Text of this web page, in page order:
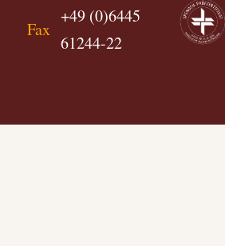
Fax
+49 (0)6445
61244-22